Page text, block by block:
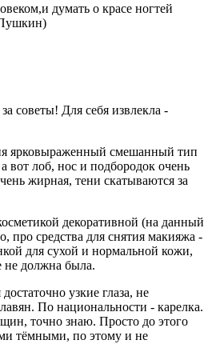
думать о красе ногтей
советы! Для себя извлекла -
ярковыраженный смешанный тип
вот лоб, нос и подбородок очень
жирная, тени скатываются за
декоративной (на данный
про средства для снятия макияжа -
для сухой и нормальной кожи,
не должна была.
узкие глаза, не
По национальности - карелка.
точно знаю. Просто до этого
тёмными, по этому и не